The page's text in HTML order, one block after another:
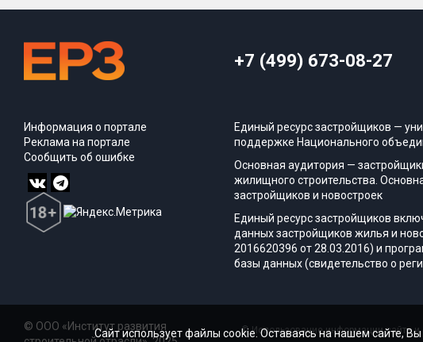
+7 (499) 673-08-27
Информация о портале
Реклама на портале
Сообщить об ошибке
Единый ресурс застройщиков —
поддержке Национального
Основная аудитория —
жилищного строительства.
застройщиков и новостроек
Единый ресурс застройщиков
данных застройщиков жилья и
2016620396 от 28.03.2016) и
базы данных (свидетельство о
© ООО «Институт развития
© Использование информации сайта и
Сайт использует файлы cookie. Оставаясь на нашем сайте, Вы